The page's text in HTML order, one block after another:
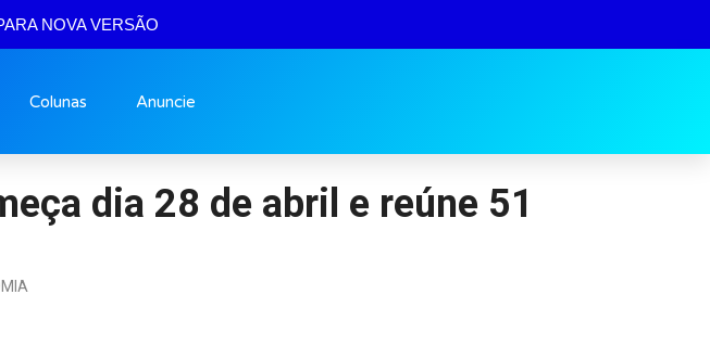
NOVA VERSÃO
Colunas Anuncie
dia 28 de abril e reúne 51